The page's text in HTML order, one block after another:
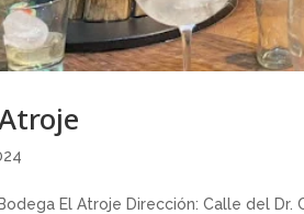
El Atroje Dirección: Calle del Dr.